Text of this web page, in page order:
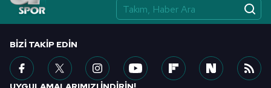
sınırlı olarak açık rızanız dahilinde kullanılacaktır.
Çerezlere ilişkin tercihlerinizi aşağıda yer alan panel
için Ayarlar butonuna tıklayabilir,
Çerez Bilgilendirme
Metnimiziziyaret edebilirsiniz.
BIZI TAKIP EDIN